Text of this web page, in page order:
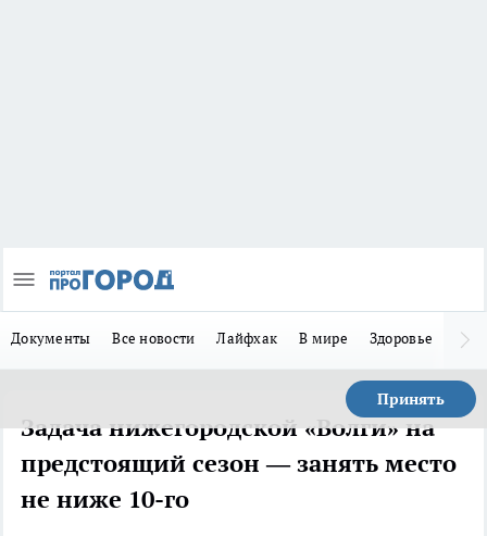
Документы Все новости Лайфхак В мире Здоровье
Принять
Задача нижегородской «Волги» на
предстоящий сезон — занять место
не ниже 10-го